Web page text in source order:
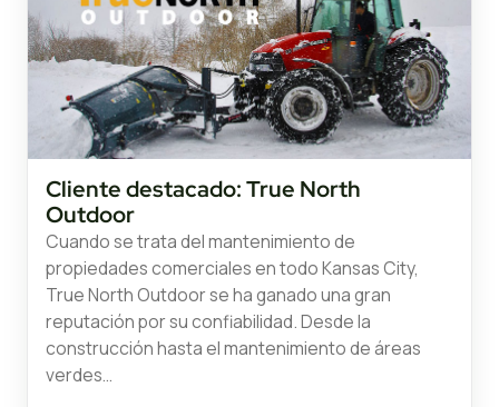
Cliente destacado: True North
Outdoor
Cuando se trata del mantenimiento de
propiedades comerciales en todo Kansas City,
True North Outdoor se ha ganado una gran
reputación por su confiabilidad. Desde la
construcción hasta el mantenimiento de áreas
verdes…